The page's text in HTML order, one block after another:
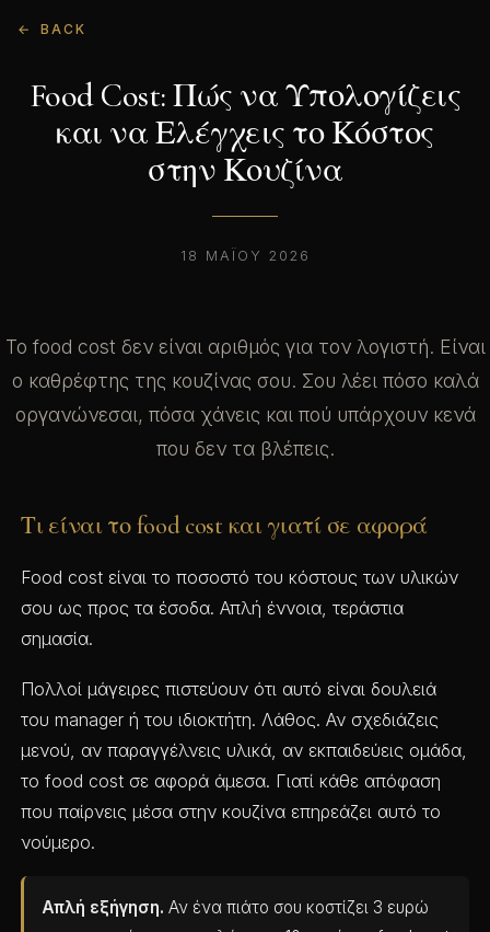
BACK
Food Cost: Πώς να Υπολογίζεις
και να Ελέγχεις το Κόστος
στην Κουζίνα
18 ΜΑΪ́ΟΥ 2026
Το food cost δεν είναι αριθμός για τον λογιστή. Είναι
ο καθρέφτης της κουζίνας σου. Σου λέει πόσο καλά
οργανώνεσαι, πόσα χάνεις και πού υπάρχουν κενά
που δεν τα βλέπεις.
Τι είναι το food cost και γιατί σε αφορά
Food cost είναι το ποσοστό του κόστους των υλικών
σου ως προς τα έσοδα. Απλή έννοια, τεράστια
σημασία.
Πολλοί μάγειρες πιστεύουν ότι αυτό είναι δουλειά
του manager ή του ιδιοκτήτη. Λάθος. Αν σχεδιάζεις
μενού, αν παραγγέλνεις υλικά, αν εκπαιδεύεις ομάδα,
το food cost σε αφορά άμεσα. Γιατί κάθε απόφαση
που παίρνεις μέσα στην κουζίνα επηρεάζει αυτό το
νούμερο.
Απλή εξήγηση. Αν ένα πιάτο σου κοστίζει 3 ευρώ